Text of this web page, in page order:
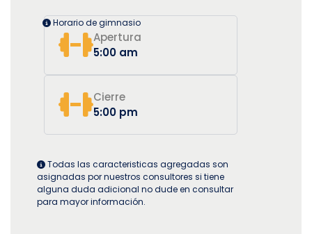
Horario de gimnasio
Apertura
5:00 am
Cierre
5:00 pm
Todas las caracteristicas agregadas son
asignadas por nuestros consultores si tiene
alguna duda adicional no dude en consultar
para mayor información.